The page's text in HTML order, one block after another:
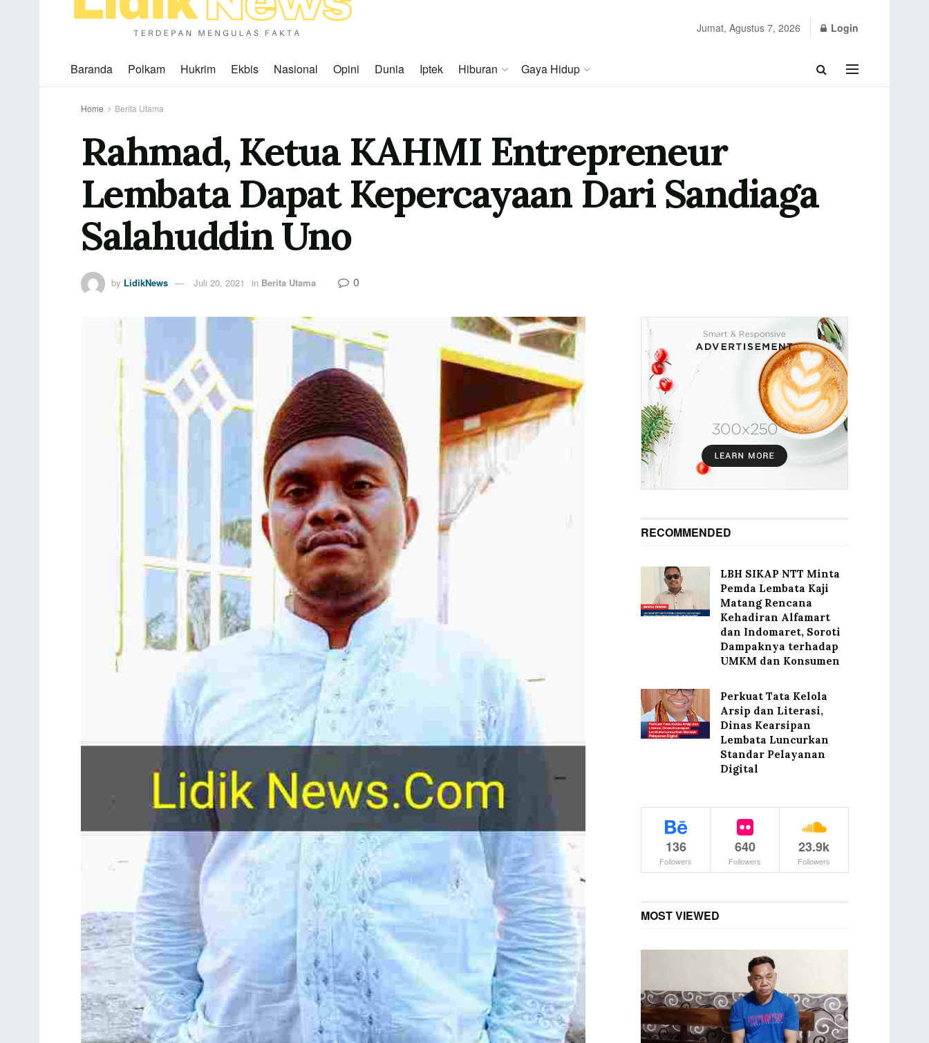
Jumat, Agustus 7, 2026 Login
Baranda Polkam Hukrim Ekbis Nasional Opini Dunia Iptek Hiburan Gaya Hidup
Home Berita Utama
Rahmad, Ketua KAHMI Entrepreneur
Lembata Dapat Kepercayaan Dari Sandiaga
Salahuddin Uno
by LidikNews Juli 20, 2021 in Berita Utama 0
RECOMMENDED
LBH SIKAP NTT Minta
Pemda Lembata Kaji
Matang Rencana
Kehadiran Alfamart
dan Indomaret, Soroti
Dampaknya terhadap
UMKM dan Konsumen
Perkuat Tata Kelola
Arsip dan Literasi,
Dinas Kearsipan
Lembata Luncurkan
Standar Pelayanan
Digital
136
Followers
640
Followers
23.9k
Followers
MOST VIEWED